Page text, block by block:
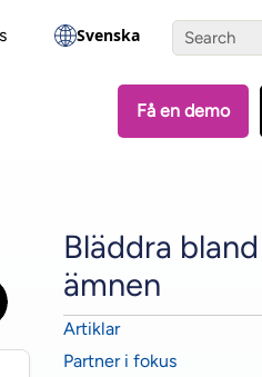
Svenska
Få en demo
Bläddra bland
ämnen
Artiklar
Partner i fokus
testet